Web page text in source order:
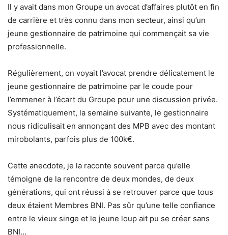
Il y avait dans mon Groupe un avocat d’affaires plutôt en fin
de carrière et très connu dans mon secteur, ainsi qu’un
jeune gestionnaire de patrimoine qui commençait sa vie
professionnelle.
Régulièrement, on voyait l’avocat prendre délicatement le
jeune gestionnaire de patrimoine par le coude pour
l’emmener à l’écart du Groupe pour une discussion privée.
Systématiquement, la semaine suivante, le gestionnaire
nous ridiculisait en annonçant des MPB avec des montant
mirobolants, parfois plus de 100k€.
Cette anecdote, je la raconte souvent parce qu’elle
témoigne de la rencontre de deux mondes, de deux
générations, qui ont réussi à se retrouver parce que tous
deux étaient Membres BNI. Pas sûr qu’une telle confiance
entre le vieux singe et le jeune loup ait pu se créer sans
BNI…